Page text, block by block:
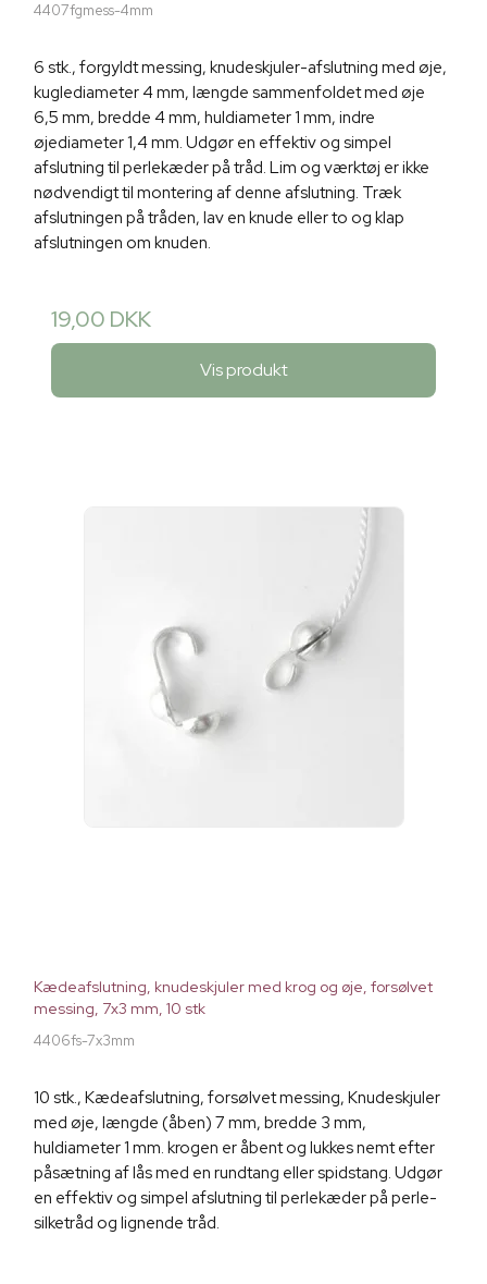
4407fgmess-4mm
6 stk., forgyldt messing, knudeskjuler-afslutning med øje,
kuglediameter 4 mm, længde sammenfoldet med øje
6,5 mm, bredde 4 mm, huldiameter 1 mm, indre
øjediameter 1,4 mm. Udgør en effektiv og simpel
afslutning til perlekæder på tråd. Lim og værktøj er ikke
nødvendigt til montering af denne afslutning. Træk
afslutningen på tråden, lav en knude eller to og klap
afslutningen om knuden.
19,00 DKK
Vis produkt
Kædeafslutning, knudeskjuler med krog og øje, forsølvet
messing, 7x3 mm, 10 stk
4406fs-7x3mm
10 stk., Kædeafslutning, forsølvet messing, Knudeskjuler
med øje, længde (åben) 7 mm, bredde 3 mm,
huldiameter 1 mm. krogen er åbent og lukkes nemt efter
påsætning af lås med en rundtang eller spidstang. Udgør
en effektiv og simpel afslutning til perlekæder på perle-
silketråd og lignende tråd.